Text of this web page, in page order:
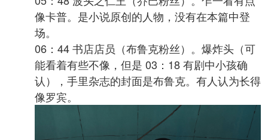
像卡普。是小说原创的人物，没有在本篇中登
场。
06：44 书店店员（布鲁克粉丝）。爆炸头（可
能看着有些不像，但是 03：18 有剧中小孩确
认），手里杂志的封面是布鲁克。有人认为长得
像罗宾。